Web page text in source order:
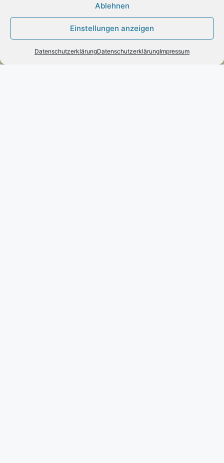
Ablehnen
Einstellungen anzeigen
DatenschutzerklärungDatenschutzerklärungImpressum
Engels mode & schmuck
Poststraße 73 – D-66663 – Merzig
Telefon:0049(0)6861-790096